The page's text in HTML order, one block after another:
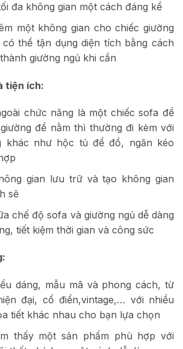
đa không gian một cách đáng kể
một không gian cho chiếc giường
có thể tận dụng diện tích bằng cách
giường ngủ khi cần
tiện ích:
chức năng là một chiếc sofa để
để nằm thì thường đi kèm với
khác như hộc tủ để đồ, ngăn kéo
gian lưu trữ và tạo không gian
sẽ
chế độ sofa và giường ngủ dễ dàng
tiết kiệm thời gian và công sức
dáng, mẫu mã và phong cách, từ
đại, cổ điển,vintage,… với nhiều
tiết khác nhau cho bạn lựa chọn
thấy một sản phẩm phù hợp với